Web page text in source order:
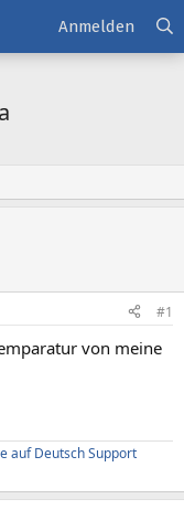
Anmelden
#1
von meine
auf Deutsch Support